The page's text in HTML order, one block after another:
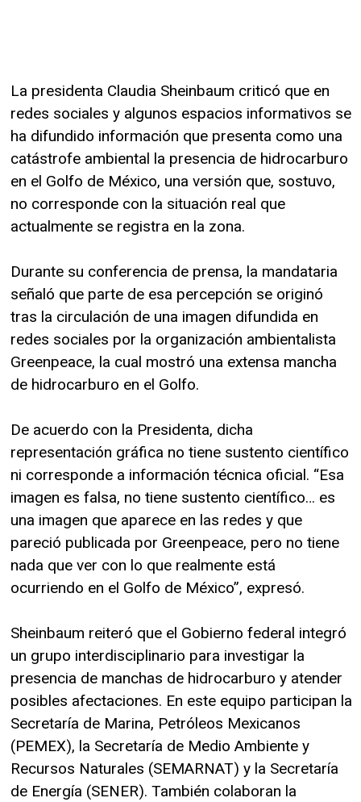
La presidenta Claudia Sheinbaum criticó que en
redes sociales y algunos espacios informativos se
ha difundido información que presenta como una
catástrofe ambiental la presencia de hidrocarburo
en el Golfo de México, una versión que, sostuvo,
no corresponde con la situación real que
actualmente se registra en la zona.
Durante su conferencia de prensa, la mandataria
señaló que parte de esa percepción se originó
tras la circulación de una imagen difundida en
redes sociales por la organización ambientalista
Greenpeace, la cual mostró una extensa mancha
de hidrocarburo en el Golfo.
De acuerdo con la Presidenta, dicha
representación gráfica no tiene sustento científico
ni corresponde a información técnica oficial. “Esa
imagen es falsa, no tiene sustento científico… es
una imagen que aparece en las redes y que
pareció publicada por Greenpeace, pero no tiene
nada que ver con lo que realmente está
ocurriendo en el Golfo de México”, expresó.
Sheinbaum reiteró que el Gobierno federal integró
un grupo interdisciplinario para investigar la
presencia de manchas de hidrocarburo y atender
posibles afectaciones. En este equipo participan la
Secretaría de Marina, Petróleos Mexicanos
(PEMEX), la Secretaría de Medio Ambiente y
Recursos Naturales (SEMARNAT) y la Secretaría
de Energía (SENER). También colaboran la